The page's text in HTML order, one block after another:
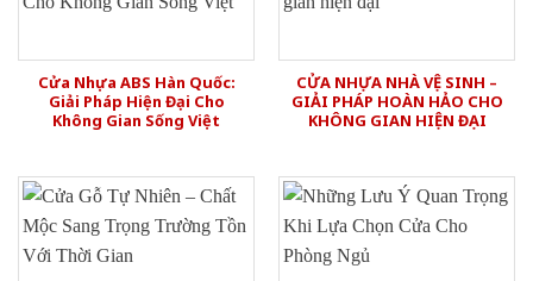
Cửa Nhựa ABS Hàn Quốc:
Giải Pháp Hiện Đại Cho
Không Gian Sống Việt
CỬA NHỰA NHÀ VỆ SINH –
GIẢI PHÁP HOÀN HẢO CHO
KHÔNG GIAN HIỆN ĐẠI